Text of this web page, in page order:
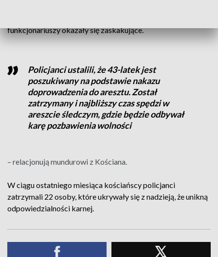
funkcjonariuszy okazały się zaskakujące.
Policjanci ustalili, że 43-latek jest
poszukiwany na podstawie nakazu
doprowadzenia do aresztu. Został
zatrzymany i najbliższy czas spędzi w
areszcie śledczym, gdzie będzie odbywał
karę pozbawienia wolności
– relacjonują mundurowi z Kościana.
W ciągu ostatniego miesiąca kościańscy policjanci
zatrzymali 22 osoby, które ukrywały się z nadzieją, że unikną
odpowiedzialności karnej.